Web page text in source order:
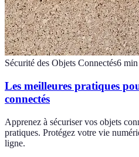
Sécurité des Objets Connectés6 min
Les meilleures pratiques
connectés
Apprenez à sécuriser vos objets
pratiques. Protégez votre vie
ligne.